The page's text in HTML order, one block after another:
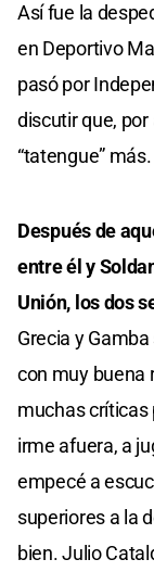
Así fue la
en Deportivo
pasó por
discutir que, por
“tatengue” más.
Después de
entre él y
Unión, los dos
Grecia y
con muy buena
muchas críticas
irme afuera, a
empecé a
superiores a la
bien. Julio